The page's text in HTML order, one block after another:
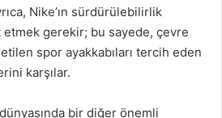
Nike’ın sürdürülebilirlik
etmek gerekir; bu sayede, çevre
spor ayakkabıları tercih eden
karşılar.
bir diğer önemli